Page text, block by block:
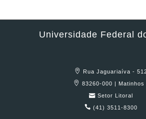
Universidade Federal
Rua Jaguariaíva -
83260-000 | Matinhos
Setor Litoral
(41) 3511-8300